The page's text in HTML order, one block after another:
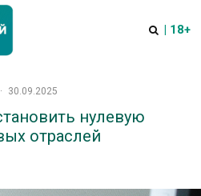
| 18+
· 30.09.2025
нулевую
отраслей